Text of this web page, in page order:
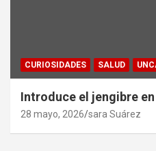
CURIOSIDADES SALUD
Introduce el jengibre
28 mayo, 2026 sara Suárez